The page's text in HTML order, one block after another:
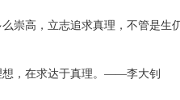
么崇高，立志追求真理，不管是
想，在求达于真理。——李大钊